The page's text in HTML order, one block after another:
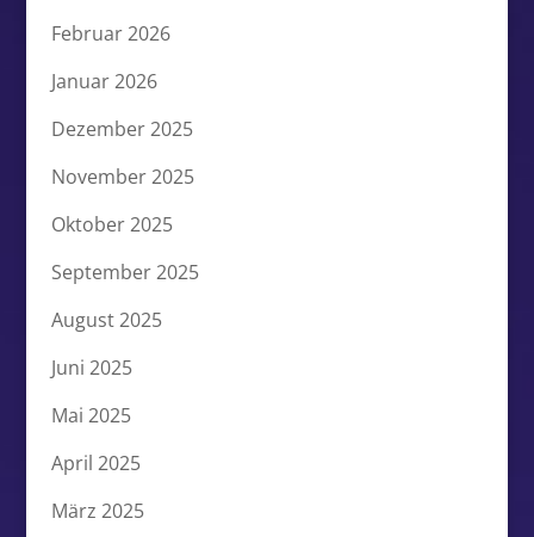
Februar 2026
Januar 2026
Dezember 2025
November 2025
Oktober 2025
September 2025
August 2025
Juni 2025
Mai 2025
April 2025
März 2025